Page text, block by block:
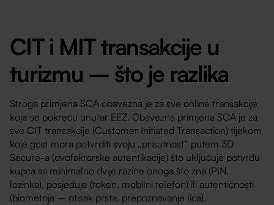
CIT i MIT transakcije u
turizmu – što je razlika
Stroga primjena SCA obavezna je za sve online transakcije
koje se pokreću unutar EEZ. Obavezna primjena SCA je za
sve CIT transakcije (Customer Initiated Transaction) tijekom
koje gost mora potvrditi svoju „prisutnost“ putem 3D
Secure-a (dvofaktorske autentikacije) što uključuje potvrdu
kupca sa minimalno dvije razine onoga što zna (PIN,
lozinka), posjeduje (token, mobilni telefon) ili autentičnosti
(biometrija – otisak prsta, prepoznavanje lica).